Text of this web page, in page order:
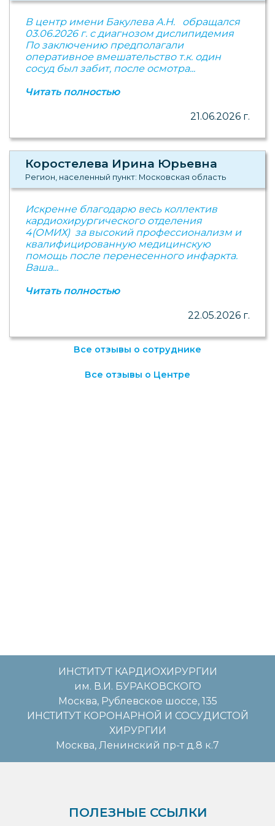
В центр имени Бакулева А.Н. обращался
03.06.2026 г. с диагнозом дислипидемия
По заключению предполагали
оперативное вмешательство т.к. один
сосуд был забит, после осмотра...
Читать полностью
21.06.2026 г.
Коростелева Ирина Юрьевна
Регион, населенный пункт: Московская область
Искренне благодарю весь коллектив
кардиохирургического отделения
4(ОМИХ) за высокий профессионализм и
квалифицированную медицинскую
помощь после перенесенного инфаркта.
Ваша...
Читать полностью
22.05.2026 г.
Все отзывы о сотруднике
Все отзывы о Центре
ИНСТИТУТ КАРДИОХИРУРГИИ
им. В.И. БУРАКОВСКОГО
Москва, Рублевское шоссе, 135
ИНСТИТУТ КОРОНАРНОЙ И СОСУДИСТОЙ
ХИРУРГИИ
Москва, Ленинский пр-т д.8 к.7
ПОЛЕЗНЫЕ ССЫЛКИ